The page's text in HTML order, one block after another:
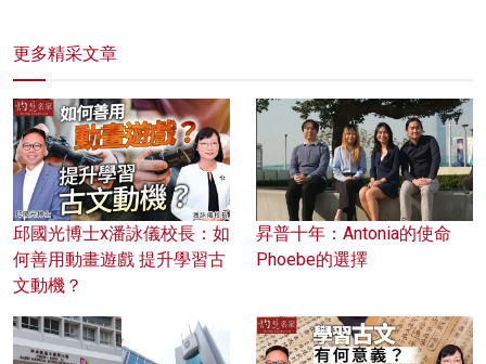
更多精采文章
邱國光博士x潘詠儀校長：如
何善用動畫遊戲 提升學習古
文動機？
昇普十年：Antonia的使命
Phoebe的選擇